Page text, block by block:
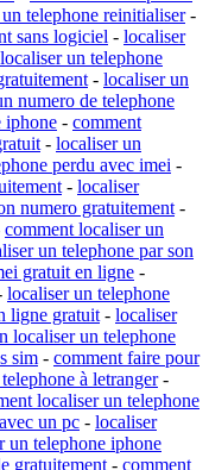
telephone reinitialiser-
sans logiciel - localiser
un telephone
- localiser un
numero de telephone
iphone - comment
- localiser un
perdu avec imei -
- localiser
numero gratuitement -
comment localiser un
un telephone par son
gratuit en ligne -
localiser un telephone
ligne gratuit - localiser
localiser un telephone
sim - comment faire pour
à letranger-
localiser un telephone
un pc - localiser
un telephone iphone
gratuitement - comment